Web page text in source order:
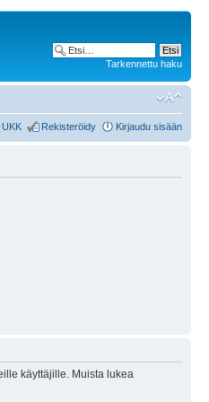
Tarkennettu haku
UKK Rekisteröidy Kirjaudu sisään
käyttäjille. Muista lukea